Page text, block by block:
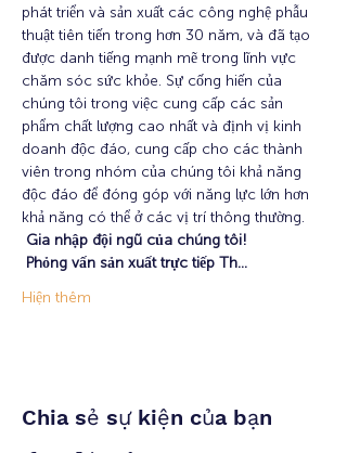
phát triển và sản xuất các công nghệ phẫu
thuật tiên tiến trong hơn 30 năm, và đã tạo
được danh tiếng mạnh mẽ trong lĩnh vực
chăm sóc sức khỏe. Sự cống hiến của
chúng tôi trong việc cung cấp các sản
phẩm chất lượng cao nhất và định vị kinh
doanh độc đáo, cung cấp cho các thành
viên trong nhóm của chúng tôi khả năng
độc đáo để đóng góp với năng lực lớn hơn
khả năng có thể ở các vị trí thông thường.
Gia nhập đội ngũ của chúng tôi!
Phỏng vấn sản xuất trực tiếp Th…
Hiện thêm
Chia sẻ sự kiện của bạn